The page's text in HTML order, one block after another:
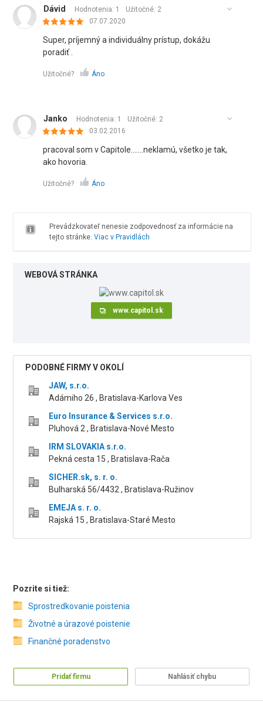
Dávid Hodnotenia: 1 Užitočné: 2
07.07.2020
Super, príjemný a individuálny prístup, dokážu
poradiť .
Užitočné? Áno
Janko Hodnotenia: 1 Užitočné: 2
03.02.2016
pracoval som v Capitole.......neklamú, všetko je tak,
ako hovoria.
Užitočné? Áno
Prevádzkovateľ nenesie zodpovednosť za informácie na
tejto stránke. Viac v Pravidlách
WEBOVÁ STRÁNKA
www.capitol.sk
PODOBNÉ FIRMY V OKOLÍ
JAW, s.r.o.
Adámiho 26 , Bratislava-Karlova Ves
Euro Insurance & Services s.r.o.
Pluhová 2 , Bratislava-Nové Mesto
IRM SLOVAKIA s.r.o.
Pekná cesta 15 , Bratislava-Rača
SICHER.sk, s. r. o.
Bulharská 56/4432 , Bratislava-Ružinov
EMEJA s. r. o.
Rajská 15 , Bratislava-Staré Mesto
Pozrite si tiež:
Sprostredkovanie poistenia
Životné a úrazové poistenie
Finančné poradenstvo
Pridať firmu Nahlásiť chybu